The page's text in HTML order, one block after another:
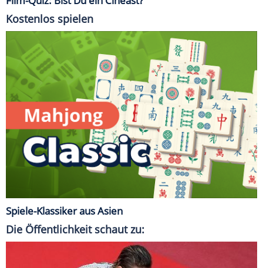
Kostenlos spielen
Spiele-Klassiker aus Asien
Die Öffentlichkeit schaut zu: